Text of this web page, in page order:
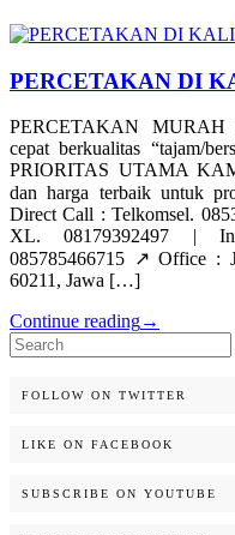
PERCETAKAN DI
PERCETAKAN
cepat berkualitas “tajam/
PRIORITAS UTAMA
dan harga terbaik untuk
Direct Call : Telkomsel.
XL. 08179392497 |
085785466715 ↗️ Office :
60211, Jawa […]
Continue reading→
Search
for:
FOLLOW ON TWITTER
LIKE ON FACEBOOK
SUBSCRIBE ON YOUTUBE